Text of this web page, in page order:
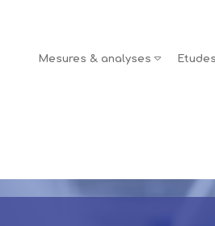
Mesures & analyses